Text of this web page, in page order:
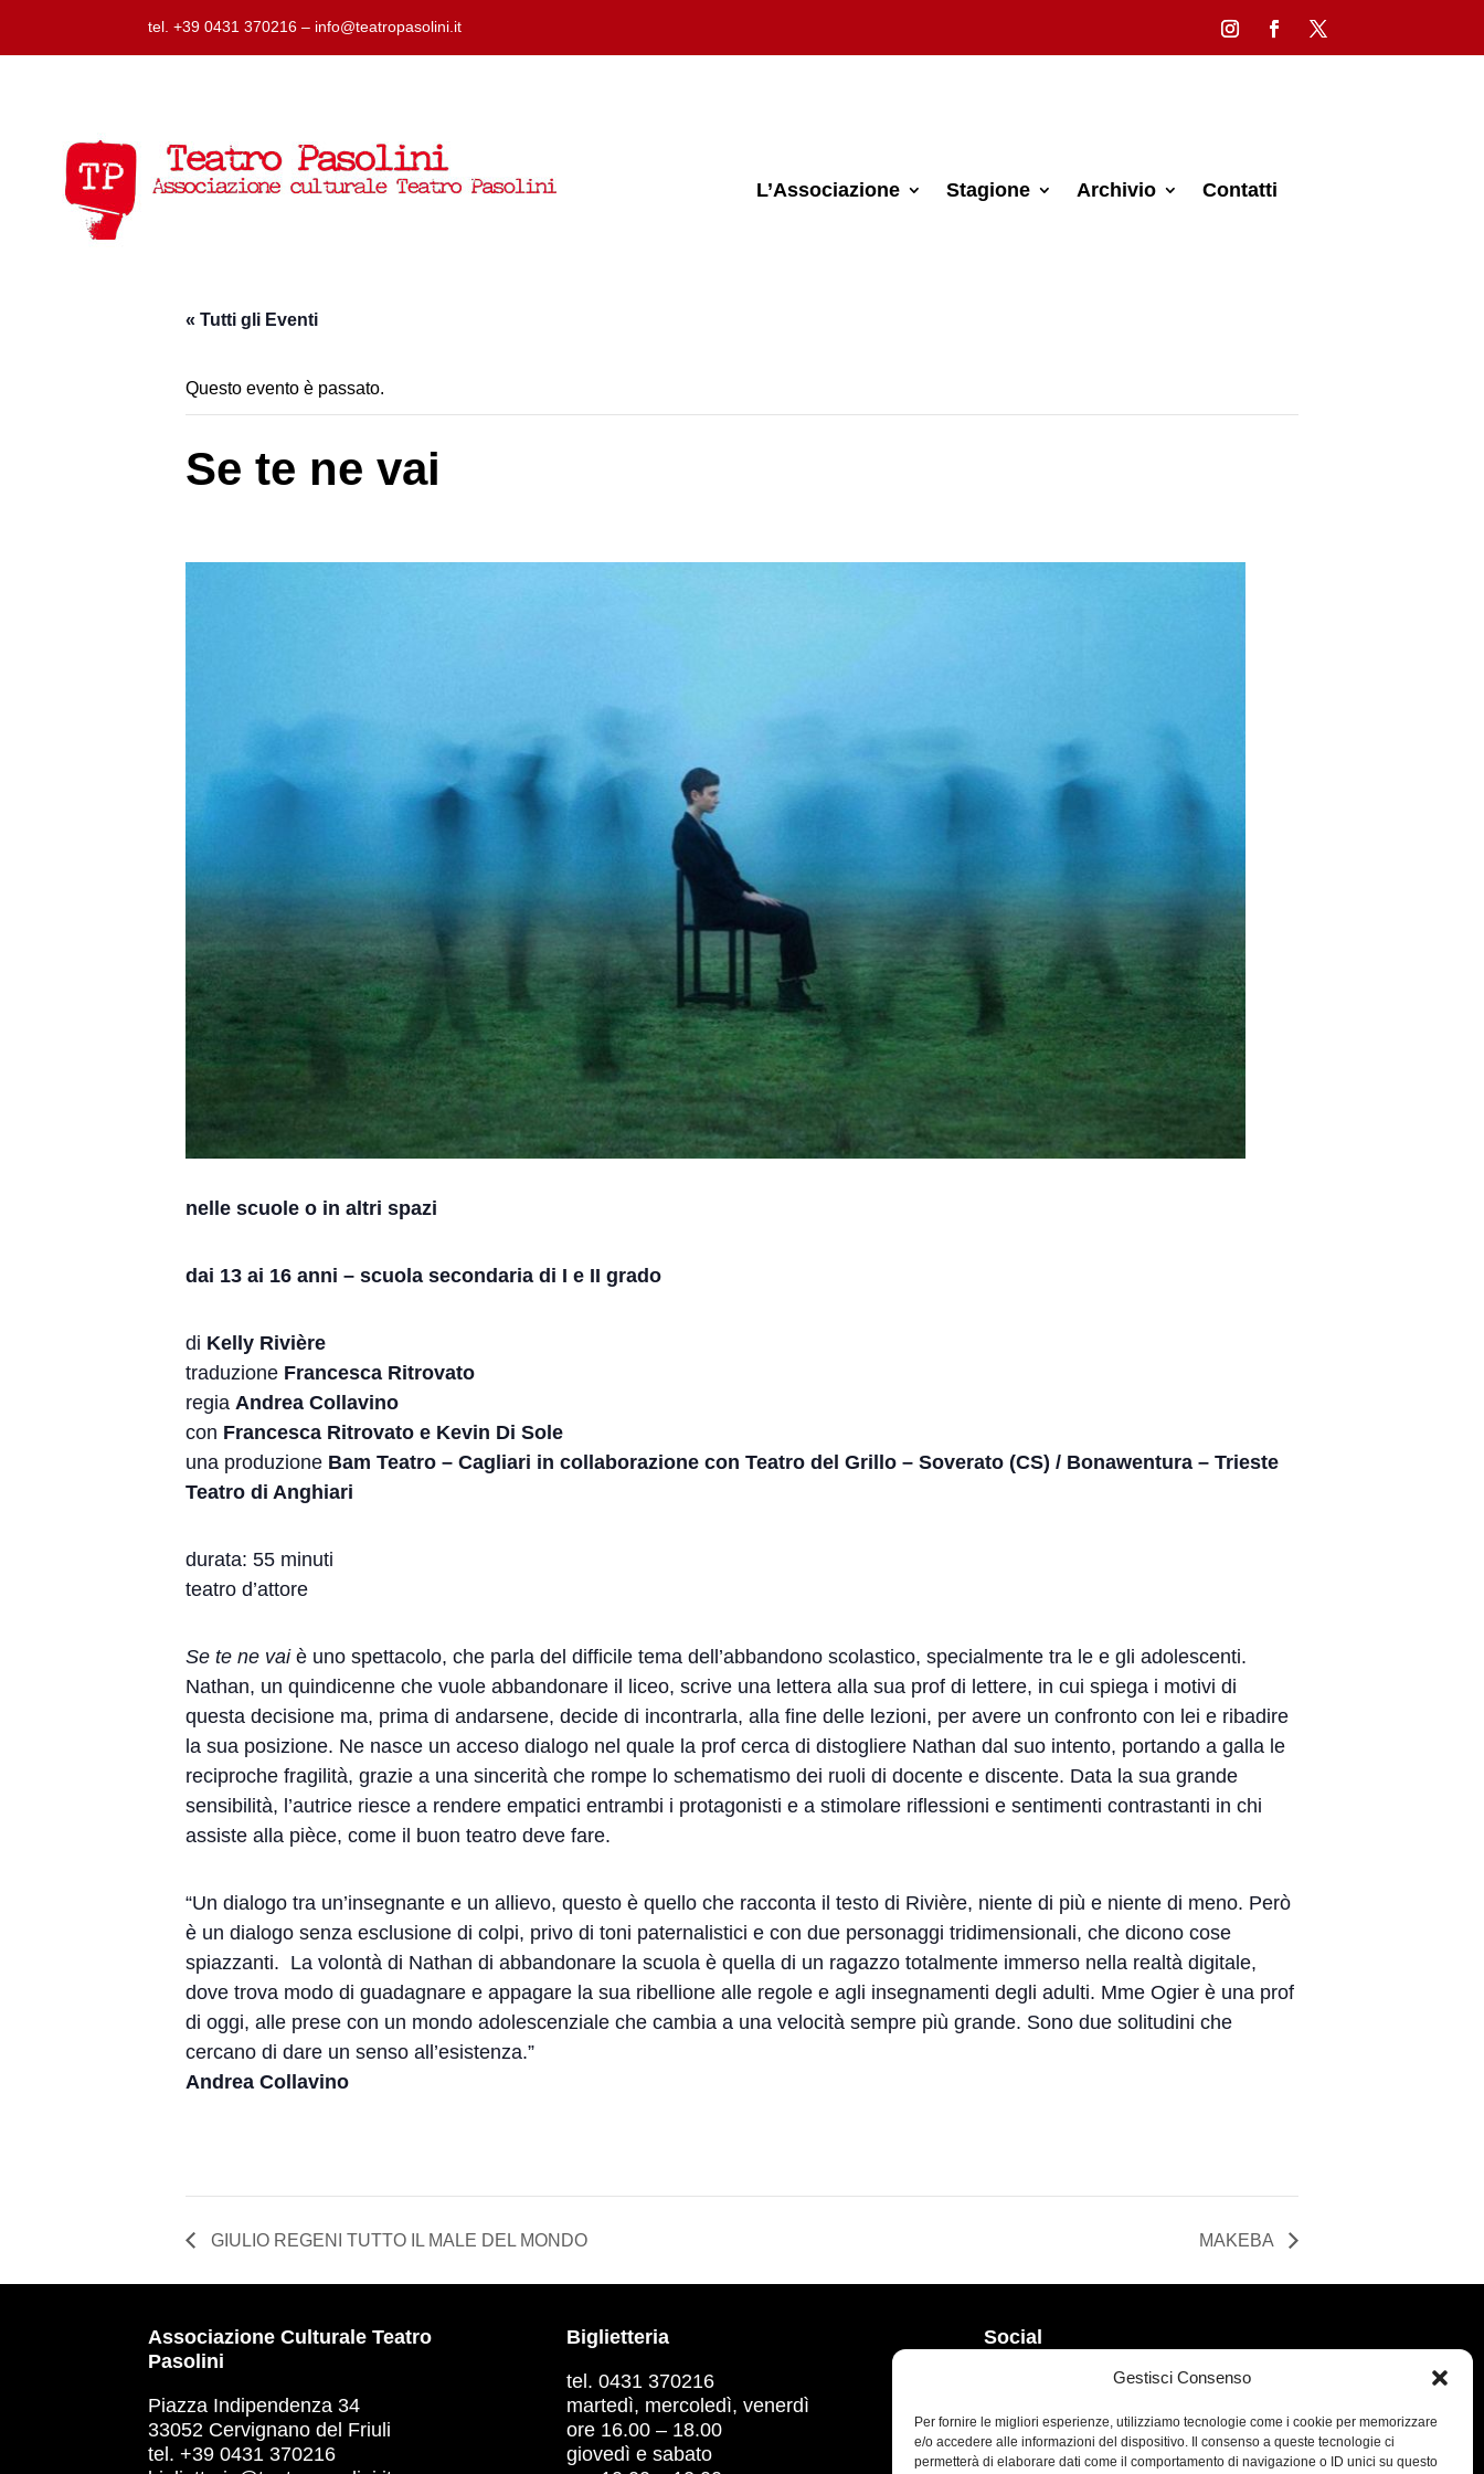
Gestisci Consenso
Per fornire le migliori esperienze, utilizziamo tecnologie come i cookie per memorizzare
e/o accedere alle informazioni del dispositivo. Il consenso a queste tecnologie ci
permetterà di elaborare dati come il comportamento di navigazione o ID unici su questo
tel. +39 0431 370216 – info@teatropasolini.it
L’Associazione Stagione Archivio Contatti
« Tutti gli Eventi
Questo evento è passato.
Se te ne vai
nelle scuole o in altri spazi
dai 13 ai 16 anni – scuola secondaria di I e II grado
di Kelly Rivière
traduzione Francesca Ritrovato
regia Andrea Collavino
con Francesca Ritrovato e Kevin Di Sole
una produzione Bam Teatro – Cagliari in collaborazione con Teatro del Grillo – Soverato (CS) / Bonawentura – Trieste
Teatro di Anghiari
durata: 55 minuti
teatro d’attore
Se te ne vai è uno spettacolo, che parla del difficile tema dell’abbandono scolastico, specialmente tra le e gli adolescenti.
Nathan, un quindicenne che vuole abbandonare il liceo, scrive una lettera alla sua prof di lettere, in cui spiega i motivi di
questa decisione ma, prima di andarsene, decide di incontrarla, alla fine delle lezioni, per avere un confronto con lei e ribadire
la sua posizione. Ne nasce un acceso dialogo nel quale la prof cerca di distogliere Nathan dal suo intento, portando a galla le
reciproche fragilità, grazie a una sincerità che rompe lo schematismo dei ruoli di docente e discente. Data la sua grande
sensibilità, l’autrice riesce a rendere empatici entrambi i protagonisti e a stimolare riflessioni e sentimenti contrastanti in chi
assiste alla pièce, come il buon teatro deve fare.
“Un dialogo tra un’insegnante e un allievo, questo è quello che racconta il testo di Rivière, niente di più e niente di meno. Però
è un dialogo senza esclusione di colpi, privo di toni paternalistici e con due personaggi tridimensionali, che dicono cose
spiazzanti. La volontà di Nathan di abbandonare la scuola è quella di un ragazzo totalmente immerso nella realtà digitale,
dove trova modo di guadagnare e appagare la sua ribellione alle regole e agli insegnamenti degli adulti. Mme Ogier è una prof
di oggi, alle prese con un mondo adolescenziale che cambia a una velocità sempre più grande. Sono due solitudini che
cercano di dare un senso all’esistenza.”
Andrea Collavino
GIULIO REGENI TUTTO IL MALE DEL MONDO MAKEBA
Associazione Culturale Teatro
Pasolini
Piazza Indipendenza 34
33052 Cervignano del Friuli
tel. +39 0431 370216
Biglietteria
tel. 0431 370216
martedì, mercoledì, venerdì
ore 16.00 – 18.00
giovedì e sabato
Social